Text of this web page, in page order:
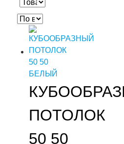
ПОТОЛОК
50 50